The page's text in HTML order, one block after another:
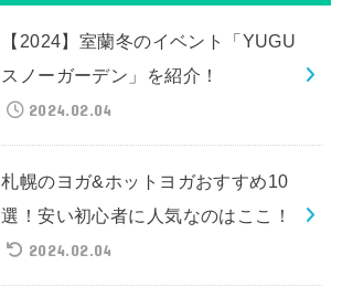
【2024】室蘭冬のイベント「YUGU
スノーガーデン」を紹介！
2024.02.04
札幌のヨガ&ホットヨガおすすめ10
選！安い初心者に人気なのはここ！
2024.02.04